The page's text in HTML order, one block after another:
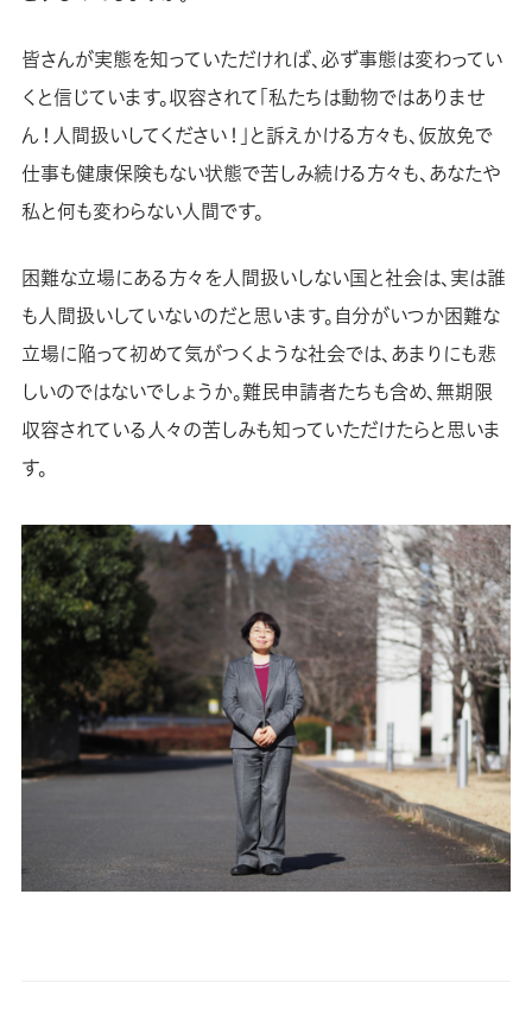
皆さんが実態を知っていただければ、必ず事態は変わってい
くと信じています。収容されて「私たちは動物ではありませ
ん！人間扱いしてください！」と訴えかける方々も、仮放免で
仕事も健康保険もない状態で苦しみ続ける方々も、あなたや
私と何も変わらない人間です。
困難な立場にある方々を人間扱いしない国と社会は、実は誰
も人間扱いしていないのだと思います。自分がいつか困難な
立場に陥って初めて気がつくような社会では、あまりにも悲
しいのではないでしょうか。難民申請者たちも含め、無期限
収容されている人々の苦しみも知っていただけたらと思いま
す。